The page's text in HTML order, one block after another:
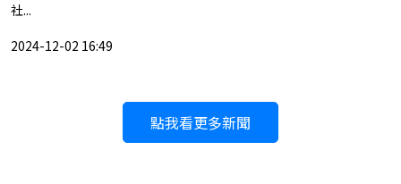
社...
2024-12-02 16:49
點我看更多新聞